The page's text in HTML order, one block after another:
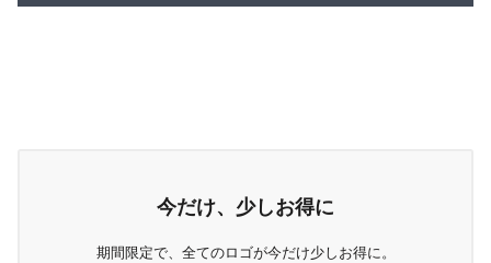
今だけ、少しお得に
期間限定で、全てのロゴが今だけ少しお得に。